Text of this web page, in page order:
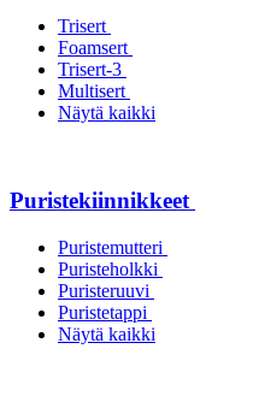
Trisert
Foamsert
Trisert-3
Multisert
Näytä kaikki
Puristekiinnikkeet
Puristemutteri
Puristeholkki
Puristeruuvi
Puristetappi
Näytä kaikki